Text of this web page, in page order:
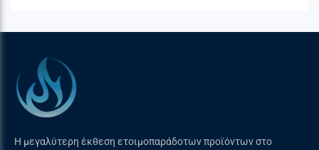
Η μεγαλύτερη έκθεση ετοιμοπαράδοτων προϊόντων στο